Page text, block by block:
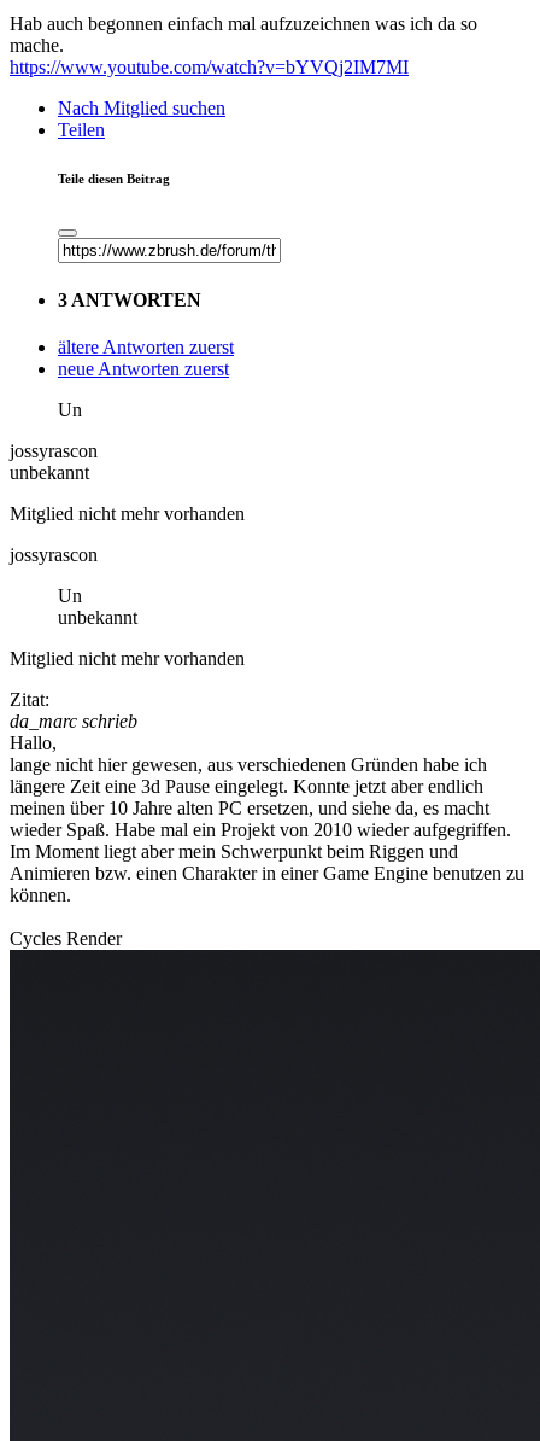
Hab auch begonnen einfach mal aufzuzeichnen was ich da so
mache.
https://www.youtube.com/watch?v=bYVQj2IM7MI
Nach Mitglied suchen
Teilen
Teile diesen Beitrag
3 ANTWORTEN
ältere Antworten zuerst
neue Antworten zuerst
Un
jossyrascon
unbekannt
Mitglied nicht mehr vorhanden
jossyrascon
Un
unbekannt
Mitglied nicht mehr vorhanden
Zitat:
da_marc schrieb
Hallo,
lange nicht hier gewesen, aus verschiedenen Gründen habe ich
längere Zeit eine 3d Pause eingelegt. Konnte jetzt aber endlich
meinen über 10 Jahre alten PC ersetzen, und siehe da, es macht
wieder Spaß. Habe mal ein Projekt von 2010 wieder aufgegriffen.
Im Moment liegt aber mein Schwerpunkt beim Riggen und
Animieren bzw. einen Charakter in einer Game Engine benutzen zu
können.
Cycles Render